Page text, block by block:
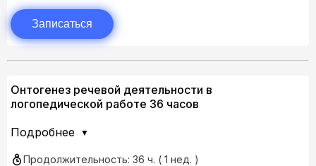
Записаться
Онтогенез речевой деятельности в
логопедической работе 36 часов
Подробнее
Продолжительность: 36 ч. ( 1 нед. )